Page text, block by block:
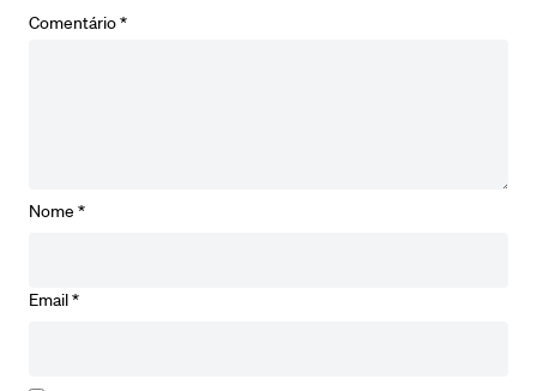
Comentário*
Nome *
Email*